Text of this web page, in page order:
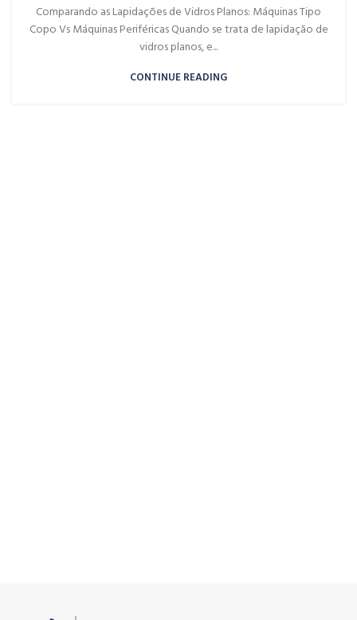
Comparando as Lapidações de Vidros Planos: Máquinas Tipo
Copo Vs Máquinas Periféricas Quando se trata de lapidação de
vidros planos, e...
CONTINUE READING